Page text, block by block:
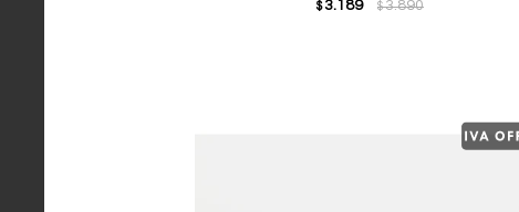
$3.189 $3.890